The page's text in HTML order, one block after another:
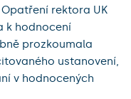
rektora UK
k hodnocení
prozkoumala
ustanovení,
v hodnocených